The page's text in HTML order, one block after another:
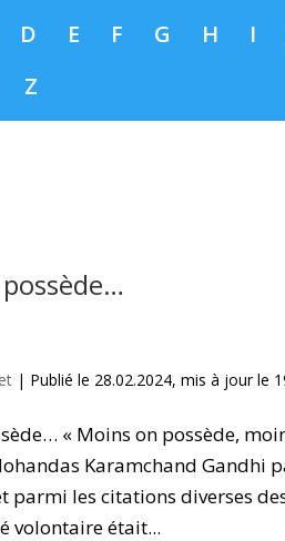
D E F G H I
Z
| Publié le 28.02.2024, mis à jour le
« Moins on possède,
Karamchand Gandhi
parmi les citations diverses
volontaire était...